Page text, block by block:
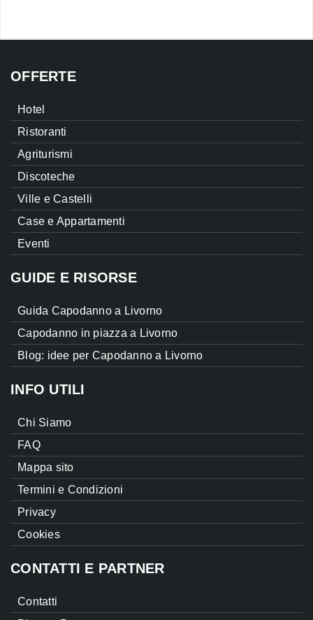
OFFERTE
Hotel
Ristoranti
Agriturismi
Discoteche
Ville e Castelli
Case e Appartamenti
Eventi
GUIDE E RISORSE
Guida Capodanno a Livorno
Capodanno in piazza a Livorno
Blog: idee per Capodanno a Livorno
INFO UTILI
Chi Siamo
FAQ
Mappa sito
Termini e Condizioni
Privacy
Cookies
CONTATTI E PARTNER
Contatti